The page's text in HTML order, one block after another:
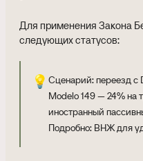
Для применения Закона
следующих статусов:
💡 Сценарий: переезд с
Modelo 149 — 24%
иностранный
Подробно: ВНЖ для